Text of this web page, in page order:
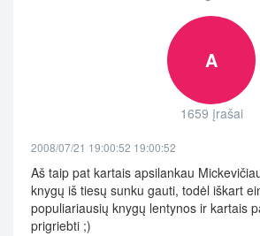
A
1659 įrašai
2008/07/21 19:00:52 19:00:52
Aš taip pat kartais apsilankau
knygų iš tiesų sunku gauti, todėl iškart
populiariausių knygų lentynos ir kartais
prigriebti ;)